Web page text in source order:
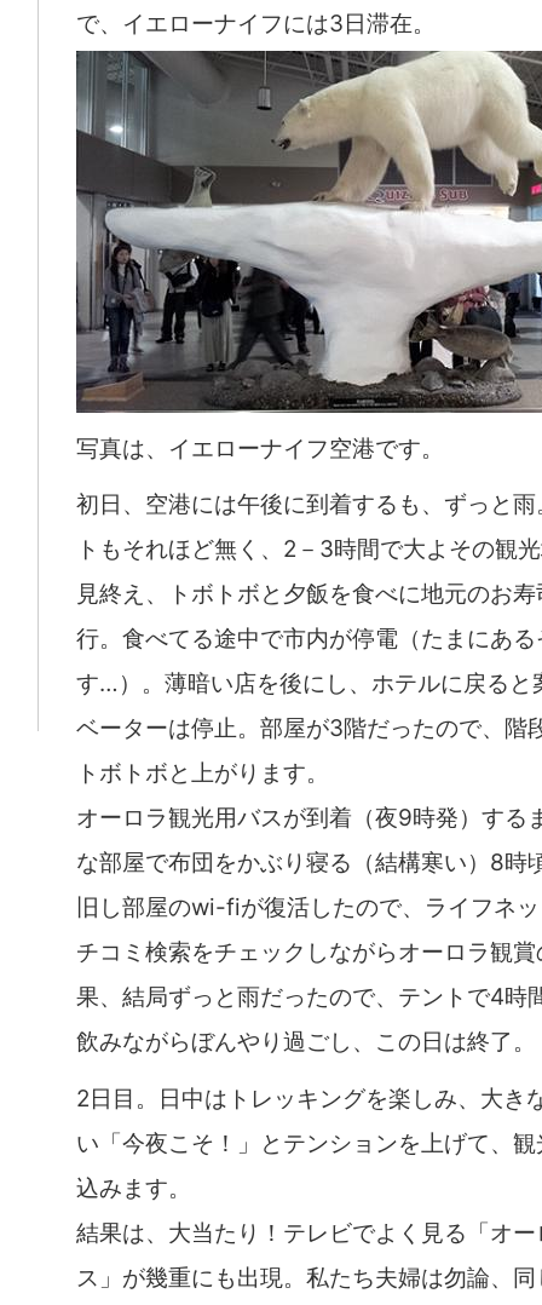
で、イエローナイフには3日滞在。
写真は、イエローナイフ空港です。
初日、空港には午後に到着するも、ずっと
トもそれほど無く、2－3時間で大よその観
見終え、トボトボと夕飯を食べに地元のお
行。食べてる途中で市内が停電（たまにあ
す…）。薄暗い店を後にし、ホテルに戻ると
ベーターは停止。部屋が3階だったので、階
トボトボと上がります。
オーロラ観光用バスが到着（夜9時発）する
な部屋で布団をかぶり寝る（結構寒い）8時
旧し部屋のwi-fiが復活したので、ライフネ
チコミ検索をチェックしながらオーロラ観
果、結局ずっと雨だったので、テントで4時
飲みながらぼんやり過ごし、この日は終了。
2日目。日中はトレッキングを楽しみ、大き
い「今夜こそ！」とテンションを上げて、
込みます。
結果は、大当たり！テレビでよく見る「オ
ス」が幾重にも出現。私たち夫婦は勿論、